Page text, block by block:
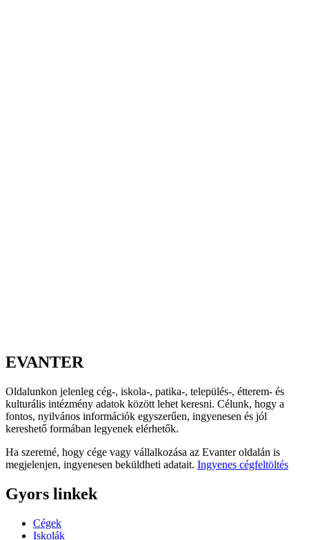
EVANTER
Oldalunkon jelenleg cég-, iskola-, patika-, település-, étterem- és
kulturális intézmény adatok között lehet keresni. Célunk, hogy a
fontos, nyilvános információk egyszerűen, ingyenesen és jól
kereshető formában legyenek elérhetők.
Ha szeretné, hogy cége vagy vállalkozása az Evanter oldalán is
megjelenjen, ingyenesen beküldheti adatait. Ingyenes cégfeltöltés
Gyors linkek
Cégek
Iskolák